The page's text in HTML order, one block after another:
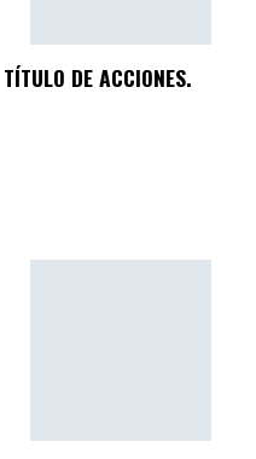
TÍTULO DE ACCIONES.